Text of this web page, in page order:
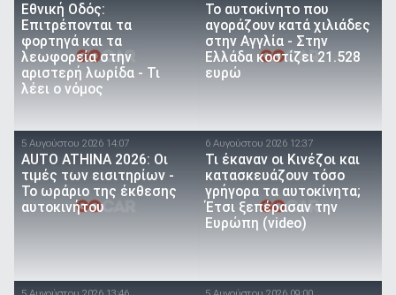
Εθνική Οδός:
Επιτρέπονται τα
φορτηγά και τα
λεωφορεία στην
αριστερή λωρίδα - Τι
λέει ο νόμος
To αυτοκίνητο που
αγοράζουν κατά χιλιάδες
στην Αγγλία - Στην
Ελλάδα κοστίζει 21.528
ευρώ
5 Αυγούστου 2026 14:07
AUTO ATHINA 2026: Οι
τιμές των εισιτηρίων -
Το ωράριο της έκθεσης
αυτοκινήτου
6 Αυγούστου 2026 12:37
Τι έκαναν οι Κινέζοι και
κατασκευάζουν τόσο
γρήγορα τα αυτοκίνητα;
Έτσι ξεπέρασαν την
Ευρώπη (video)